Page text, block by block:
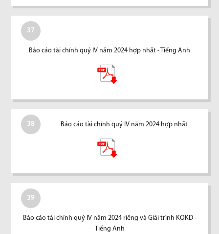
37
Báo cáo tài chính quý IV năm 2024 hợp nhất - Tiếng Anh
38 Báo cáo tài chính quý IV năm 2024 hợp nhất
39
Báo cáo tài chính quý IV năm 2024 riêng và Giải trình KQKD -
Tiếng Anh